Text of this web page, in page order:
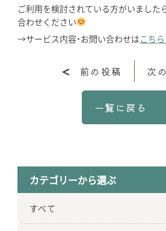
ご利用を検討されている方がいました
合わせください
→サービス内容・お問い合わせはこち
一覧に戻る
前の投稿 次
カテゴリーから選ぶ
すべて